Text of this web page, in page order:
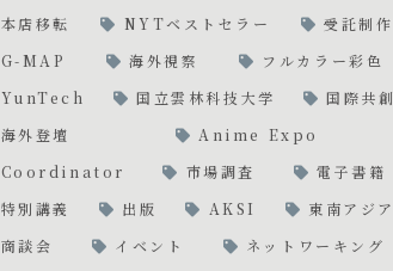
本店移転
NYTベストセラー
受託制作
G-MAP
海外視察
フルカラー彩色
YunTech
国立雲林科技大学
国際共創
海外登壇
Anime Expo
Coordinator
市場調査
電子書籍
特別講義
出版 AKSI
東南アジア
商談会
イベント
ネットワーキング